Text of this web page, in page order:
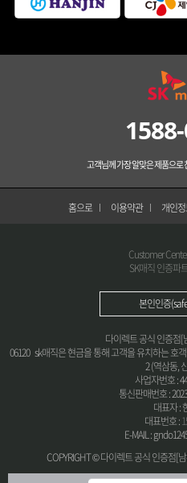
고객님께 가장 알맞은 제품으
홈으로 이용약관 개인
Customer
SK매직 인증파
본인인증
다이렉트 공식 인증점[
06120 sk매직은 현금을 통해 고객을 유치하는 호
2 (역삼동,
사업자번호 :
통신판매번호 :
대표자 :
대표번호 :
E-MAIL :
COPYRIGHT © 다이렉트 공식 인증점[